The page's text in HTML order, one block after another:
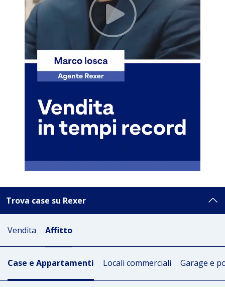
Trova case su Rexer
Vendita Affitto
Case e Appartamenti Locali commerciali Garage e